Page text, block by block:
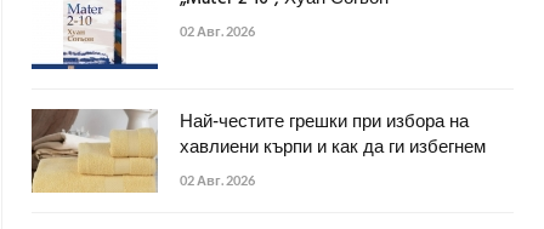
02 Авг. 2026
Най-честите грешки при избора на
хавлиени кърпи и как да ги избегнем
02 Авг. 2026